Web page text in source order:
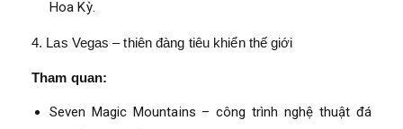
Hoa Kỳ.
4. Las Vegas – thiên đàng tiêu khiển thế giới
Tham quan:
Seven Magic Mountains – công trình nghệ thuật đá